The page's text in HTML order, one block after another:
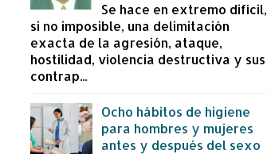
Se hace en extremo difícil,
si no imposible, una delimitación
exacta de la agresión, ataque,
hostilidad, violencia destructiva y sus
contrap...
Ocho hábitos de higiene
para hombres y mujeres
antes y después del sexo